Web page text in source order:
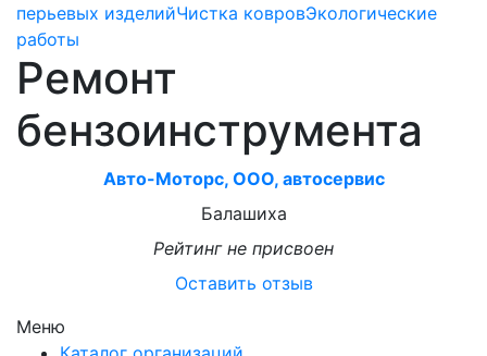
перьевых изделийЧистка ковровЭкологические
работы
Ремонт
бензоинструмента
Авто-Моторс, ООО, автосервис
Балашиха
Рейтинг не присвоен
Оставить отзыв
Меню